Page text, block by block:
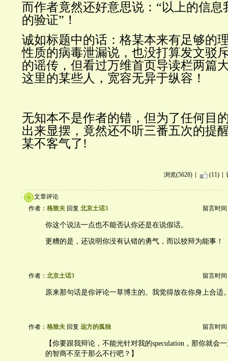
而作者竟然还好意思说：“以上的信息
的验证”！
诚如标题中的话：格某本来有足够的
性质的病毒泄漏说，也没打算发文驳
的谣传，但看过万维首页导读栏两篇
这里的某些人，宽容无异于纵容！
无知本不是作者的错，但为了任何目
出来显摆，竟然还不听三番五次的提
某不客气了!
浏览(5628) (11)
文章评论
作者： 格致夫 回复 北京土话3 留言时间
你这个说法一点也不能否认你还是在说假话。
更糟的是，还说明你没有认错的勇气，而以狡辩为能事！
作者： 北京土话3 留言时间
原来那句话是你评论一草博主的。我觉得放在你身上合适
作者： 格致夫 回复 远方的孤独 留言时间
【你要跟我辩论，不能光针对我的speculation，那你就会
的智商不至于那么不行吧？】